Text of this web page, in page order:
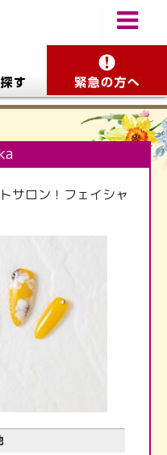
サロン！フェイシャ